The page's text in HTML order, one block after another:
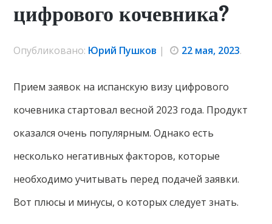
цифрового кочевника?
Опубликовано: Юрий Пушков | 22 мая, 2023.
Прием заявок на испанскую визу цифрового
кочевника стартовал весной 2023 года. Продукт
оказался очень популярным. Однако есть
несколько негативных факторов, которые
необходимо учитывать перед подачей заявки.
Вот плюсы и минусы, о которых следует знать.